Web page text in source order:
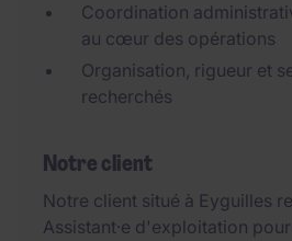
Coordination
au cœur des opérations
Organisation, rigueur et
recherchés
Notre client
Notre client situé à Eyguilles
Assistant·e d'exploitation